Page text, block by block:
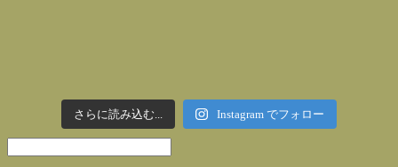
さらに読み込む... Instagram でフォロー